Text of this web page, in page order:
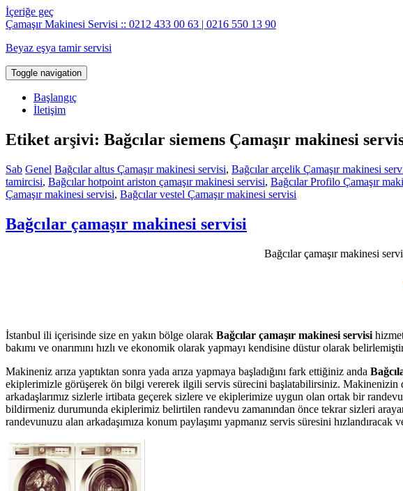
İçeriğe geç
Çamaşır Makinesi Servisi :: 0212 433 00 63 | 0216 550 13 90
Beyaz eşya tamir servisi
Toggle navigation
Başlangıç
İletişim
Etiket arşivi: Bağcılar siemens Çamaşır makinesi
Sab Genel Bağcılar altus Çamaşır makinesi servisi, Bağcılar arçelik Çamaşır makinesi
tamircisi, Bağcılar hotpoint ariston çamaşır makinesi servisi, Bağcılar Profilo Çamaşır
Çamaşır makinesi servisi, Bağcılar vestel Çamaşır makinesi servisi
Bağcılar çamaşır makinesi servisi
Bağcılar çamaşır makinesi
İstanbul ili içerisinde size en yakın bölge olarak Bağcılar çamaşır makinesi servisi
bakımı ve onarımını hızlı ve ekonomik olarak yapmayı kendisine düstur olarak
Makineniz arıza yaptıktan sonra yada arıza yapmaya başladığını fark ettiğiniz anda
ekiplerimizle görüşerek ön bilgi vererek ilgili servis sürecini başlatabilirsiniz. Makinenizin
arkadaşlarımız sizlerle irtibata geçerek sizlere ve ekiplerimize uygun olan ortak bir
bildirmeniz durumunda ekiplerimiz belirtilen randevu zamanından önce tekrar sizleri
randevunuzu alan arkadaşımıza konum paylaşımı yapmanız servis süresini